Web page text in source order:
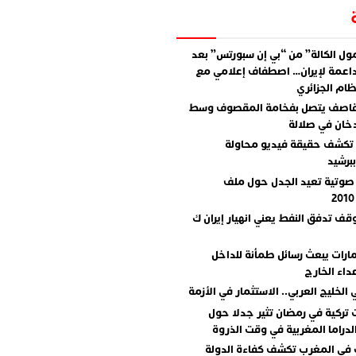
الكالة” من “بي إن سبورتس” بعد
لإيران… اصطفاف إعلامي مع
الجزائري
يتصل بفخامة المقصوف وسط
في صلالة
تكشف حقيقة فيديو محاولة
صوتية تعيد الجدل حول ملف
تدفق النفط يعني انهيار إيران ك
يبعث رسائل طمأنة للداخل
الخارج
الخليج العربي.. الاستثمار في الأزمة
في رمضان تثير جدلا حول
المغربية في وقت الذروة
في المغرب تكشف كفاءة الدولة